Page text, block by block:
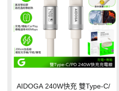
AIDOGA 240W快充 雙Type-C/